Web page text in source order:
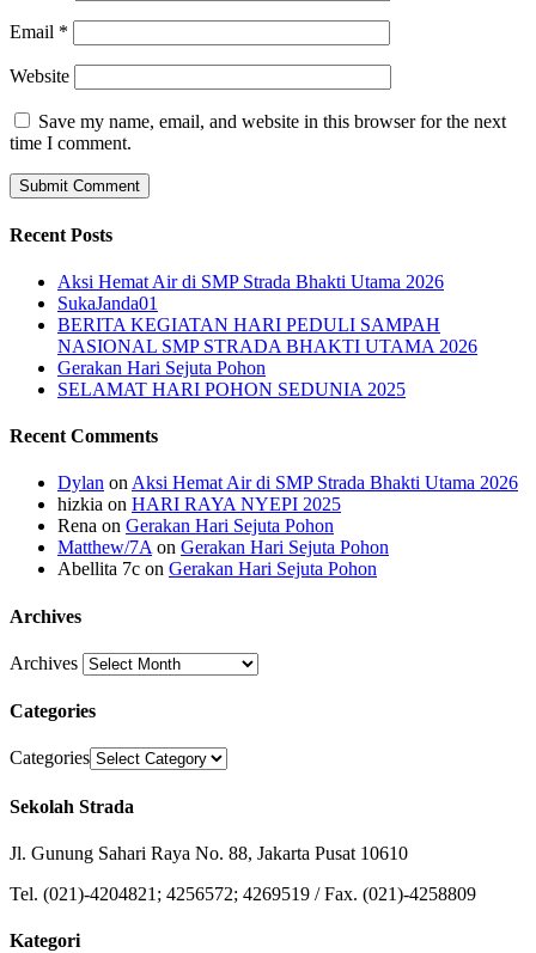
Email *
Website
Save my name, email, and website in this browser for the next
time I comment.
Recent Posts
Aksi Hemat Air di SMP Strada Bhakti Utama 2026
SukaJanda01
BERITA KEGIATAN HARI PEDULI SAMPAH
NASIONAL SMP STRADA BHAKTI UTAMA 2026
Gerakan Hari Sejuta Pohon
SELAMAT HARI POHON SEDUNIA 2025
Recent Comments
Dylan on Aksi Hemat Air di SMP Strada Bhakti Utama 2026
hizkia on HARI RAYA NYEPI 2025
Rena on Gerakan Hari Sejuta Pohon
Matthew/7A on Gerakan Hari Sejuta Pohon
Abellita 7c on Gerakan Hari Sejuta Pohon
Archives
Archives
Categories
Categories
Sekolah Strada
Jl. Gunung Sahari Raya No. 88, Jakarta Pusat 10610
Tel. (021)-4204821; 4256572; 4269519 / Fax. (021)-4258809
Kategori